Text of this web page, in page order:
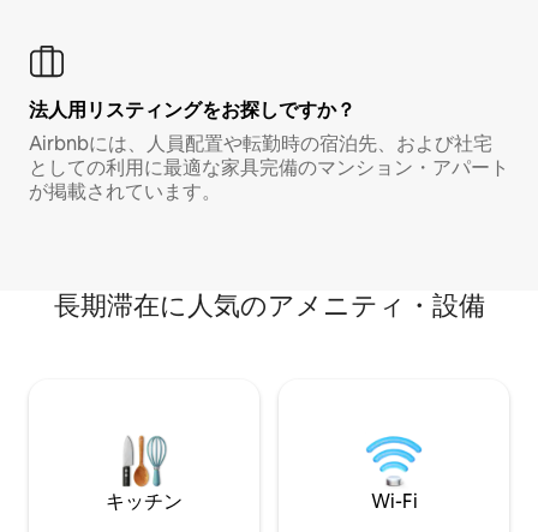
法人用リスティングをお探しですか？
Airbnbには、人員配置や転勤時の宿泊先、および社宅
としての利用に最適な家具完備のマンション・アパート
が掲載されています。
長期滞在に人気のアメニティ・設備
キッチン Wi-Fi